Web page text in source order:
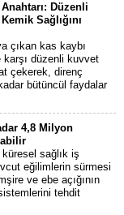
Düzenli
Sağlığını
çıkan kas kaybı
düzenli kuvvet
çekerek, direnç
bütüncül faydalar
4,8 Milyon
sağlık iş
eğilimlerin sürmesi
ve ebe açığının
tehdit